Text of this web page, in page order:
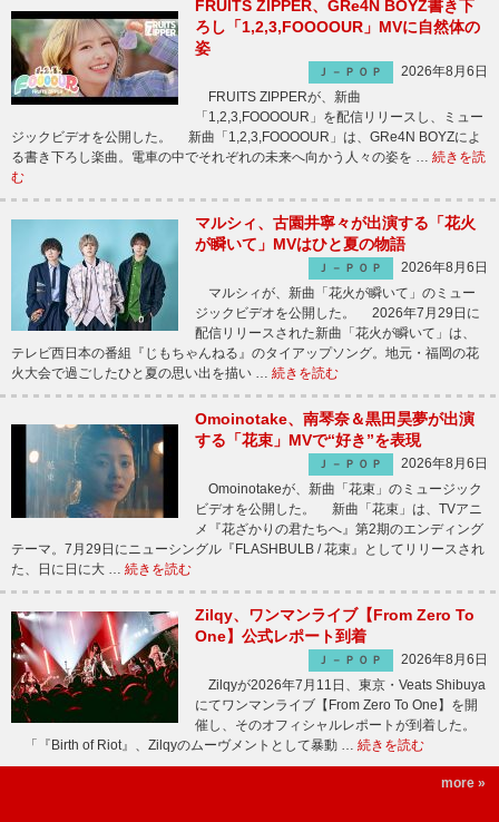
FRUITS ZIPPER、GRe4N BOYZ書き下
ろし「1,2,3,FOOOOUR」MVに自然体の
姿
Ｊ－ＰＯＰ
2026年8月6日
FRUITS ZIPPERが、新曲
「1,2,3,FOOOOUR」を配信リリースし、ミュー
ジックビデオを公開した。 新曲「1,2,3,FOOOOUR」は、GRe4N BOYZによ
る書き下ろし楽曲。電車の中でそれぞれの未来へ向かう人々の姿を … 続きを読
む
マルシィ、古園井寧々が出演する「花火
が瞬いて」MVはひと夏の物語
Ｊ－ＰＯＰ
2026年8月6日
マルシィが、新曲「花火が瞬いて」のミュー
ジックビデオを公開した。 2026年7月29日に
配信リリースされた新曲「花火が瞬いて」は、
テレビ西日本の番組『じもちゃんねる』のタイアップソング。地元・福岡の花
火大会で過ごしたひと夏の思い出を描い … 続きを読む
Omoinotake、南琴奈＆黒田昊夢が出演
する「花束」MVで“好き”を表現
Ｊ－ＰＯＰ
2026年8月6日
Omoinotakeが、新曲「花束」のミュージック
ビデオを公開した。 新曲「花束」は、TVアニ
メ『花ざかりの君たちへ』第2期のエンディング
テーマ。7月29日にニューシングル『FLASHBULB / 花束』としてリリースされ
た、日に日に大 … 続きを読む
Zilqy、ワンマンライブ【From Zero To
One】公式レポート到着
Ｊ－ＰＯＰ
2026年8月6日
Zilqyが2026年7月11日、東京・Veats Shibuya
にてワンマンライブ【From Zero To One】を開
催し、そのオフィシャルレポートが到着した。
「『Birth of Riot』、Zilqyのムーヴメントとして暴動 … 続きを読む
more »